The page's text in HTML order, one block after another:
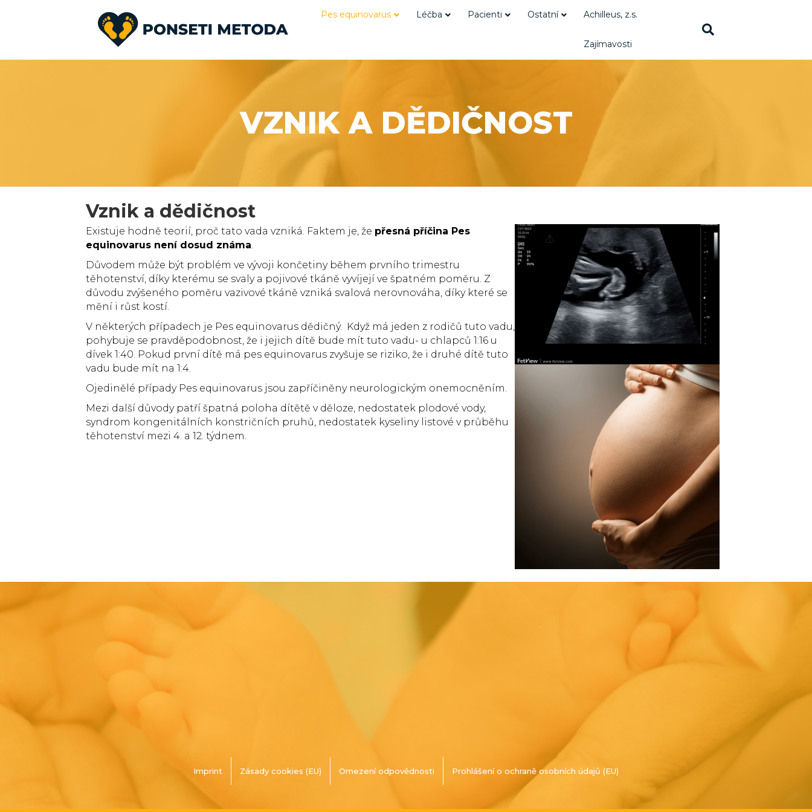
Pes equinovarus Léčba Pacienti Ostatní Achilleus, z.s.
Zajímavosti
VZNIK A DĚDIČNOST
Vznik a dědičnost
Existuje hodně teorií, proč tato vada vzniká. Faktem je, že přesná příčina Pes
equinovarus není dosud známa.
Důvodem může být problém ve vývoji končetiny během prvního trimestru
těhotenství, díky kterému se svaly a pojivové tkáně vyvíjejí ve špatném poměru. Z
důvodu zvýšeného poměru vazivové tkáně vzniká svalová nerovnováha, díky které se
mění i růst kostí.
V některých případech je Pes equinovarus dědičný. Když má jeden z rodičů tuto vadu,
pohybuje se pravděpodobnost, že i jejich dítě bude mít tuto vadu- u chlapců 1:16 u
dívek 1:40. Pokud první dítě má pes equinovarus zvyšuje se riziko, že i druhé dítě tuto
vadu bude mít na 1:4.
Ojedinělé případy Pes equinovarus jsou zapříčiněny neurologickým onemocněním.
Mezi další důvody patří špatná poloha dítětě v děloze, nedostatek plodové vody,
syndrom kongenitálních konstričních pruhů, nedostatek kyseliny listové v průběhu
těhotenství mezi 4. a 12. týdnem.
Imprint Zásady cookies (EU) Omezení odpovědnosti Prohlášení o ochraně osobních údajů (EU)